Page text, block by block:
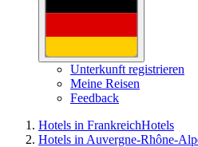
Unterkunft registrieren
Meine Reisen
Feedback
Hotels in FrankreichHotels
Hotels in Auvergne-Rhône-